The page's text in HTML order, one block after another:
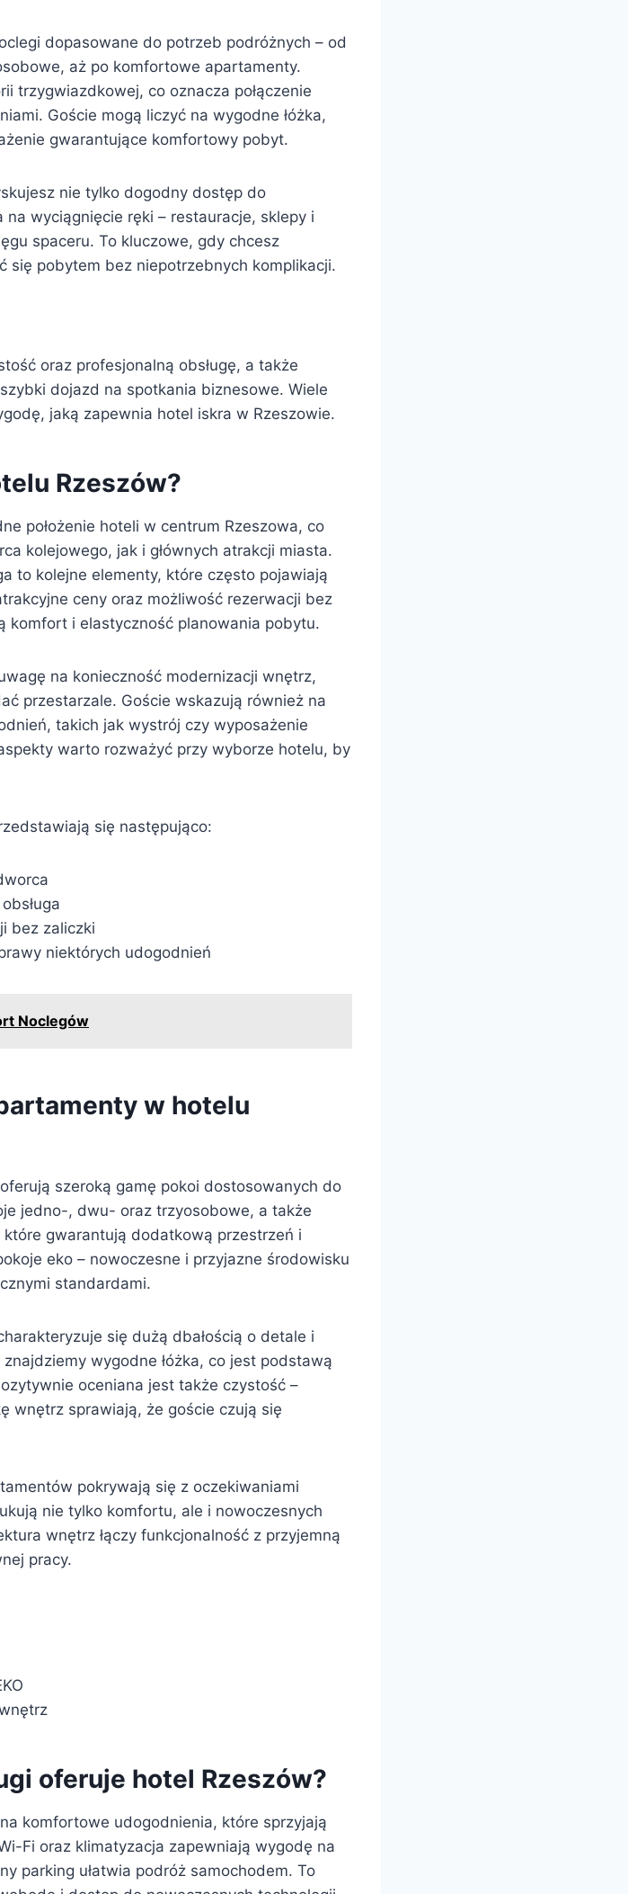
dopasowane do potrzeb podróżnych – od
aż po komfortowe apartamenty.
trzygwiazdkowej, co oznacza połączenie
Goście mogą liczyć na wygodne łóżka,
gwarantujące komfortowy pobyt.
nie tylko dogodny dostęp do
wyciągnięcie ręki – restauracje, sklepy i
spaceru. To kluczowe, gdy chcesz
się pobytem bez niepotrzebnych komplikacji.
oraz profesjonalną obsługę, a także
dojazd na spotkania biznesowe. Wiele
jaką zapewnia hotel iskra w Rzeszowie.
Rzeszów?
położenie hoteli w centrum Rzeszowa, co
kolejowego, jak i głównych atrakcji miasta.
to kolejne elementy, które często pojawiają
ceny oraz możliwość rezerwacji bez
komfort i elastyczność planowania pobytu.
na konieczność modernizacji wnętrz,
przestarzale. Goście wskazują również na
takich jak wystrój czy wyposażenie
warto rozważyć przy wyborze hotelu, by
się następująco:
bez zaliczki
niektórych udogodnień
Noclegów
w hotelu
szeroką gamę pokoi dostosowanych do
jedno-, dwu- oraz trzyosobowe, a także
gwarantują dodatkową przestrzeń i
eko – nowoczesne i przyjazne środowisku
standardami.
się dużą dbałością o detale i
wygodne łóżka, co jest podstawą
oceniana jest także czystość –
wnętrz sprawiają, że goście czują się
pokrywają się z oczekiwaniami
nie tylko komfortu, ale i nowoczesnych
wnętrz łączy funkcjonalność z przyjemną
pracy.
oferuje hotel Rzeszów?
komfortowe udogodnienia, które sprzyjają
Fi oraz klimatyzacja zapewniają wygodę na
parking ułatwia podróż samochodem. To